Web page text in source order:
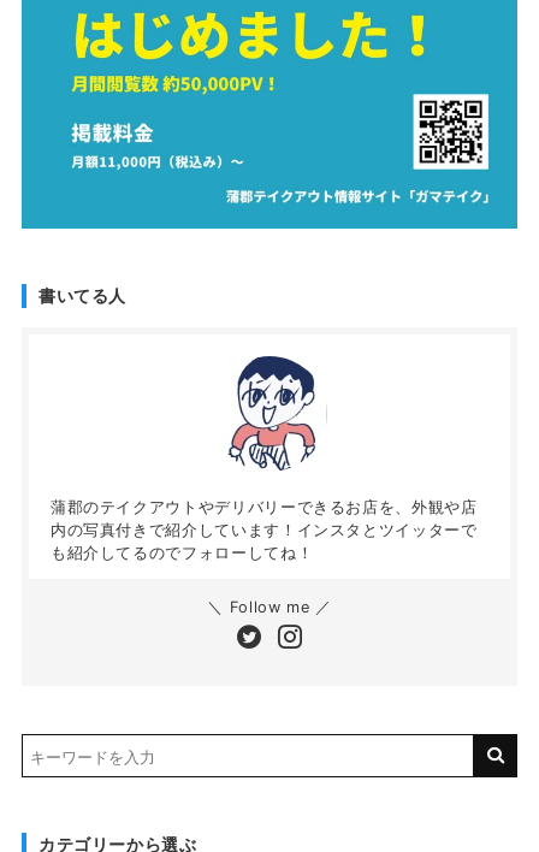
書いてる人
蒲郡のテイクアウトやデリバリーできるお店を、外観や店
内の写真付きで紹介しています！インスタとツイッターで
も紹介してるのでフォローしてね！
＼ Follow me ／
カテゴリーから選ぶ